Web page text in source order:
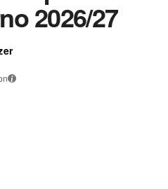
2026/27
i